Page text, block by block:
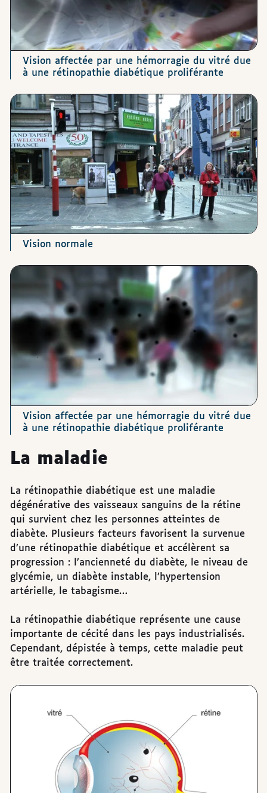
Vision affectée par une hémorragie du vitré due
à une rétinopathie diabétique proliférante
Vision normale
Vision affectée par une hémorragie du vitré due
à une rétinopathie diabétique proliférante
La maladie
La rétinopathie diabétique est une maladie
dégénérative des vaisseaux sanguins de la rétine
qui survient chez les personnes atteintes de
diabète. Plusieurs facteurs favorisent la survenue
d’une rétinopathie diabétique et accélèrent sa
progression : l’ancienneté du diabète, le niveau de
glycémie, un diabète instable, l’hypertension
artérielle, le tabagisme…
La rétinopathie diabétique représente une cause
importante de cécité dans les pays industrialisés.
Cependant, dépistée à temps, cette maladie peut
être traitée correctement.